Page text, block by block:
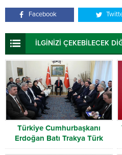
Facebook
İLGİNİZİ ÇEKEBİLECEK
Türkiye Cumhurbaşkanı
Erdoğan Batı Trakya Türk
Heyetini kabul etti